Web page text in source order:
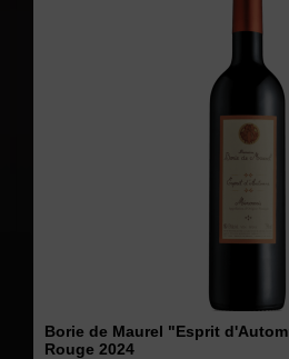
Borie de Maurel "Esprit
Rouge 2024